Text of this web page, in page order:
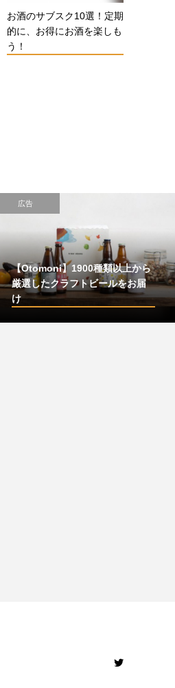
お酒のサブスク10選！定期
的に、お得にお酒を楽しも
う！
広告
【Otomoni】1900種類以上から
厳選したクラフトビールをお届
け